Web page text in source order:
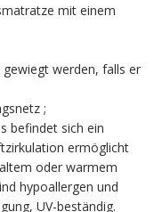
mit einem
werden, falls er
;
befindet sich ein
ermöglicht
oder warmem
hypoallergen und
UV-beständig.